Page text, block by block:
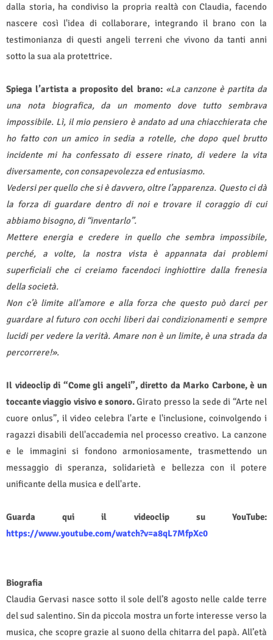
dalla storia, ha condiviso la propria realtà con Claudia, facendo
nascere così l'idea di collaborare, integrando il brano con la
testimonianza di questi angeli terreni che vivono da tanti anni
sotto la sua ala protettrice.
Spiega l’artista a proposito del brano:«La canzone è partita da
una nota biografica, da un momento dove tutto sembrava
impossibile. Lì, il mio pensiero è andato ad una chiacchierata che
ho fatto con un amico in sedia a rotelle, che dopo quel brutto
incidente mi ha confessato di essere rinato, di vedere la vita
diversamente, con consapevolezza ed entusiasmo.
Vedersi per quello che si è davvero, oltre l’apparenza. Questo ci dà
la forza di guardare dentro di noi e trovare il coraggio di cui
abbiamo bisogno, di “inventarlo”.
Mettere energia e credere in quello che sembra impossibile,
perché, a volte, la nostra vista è appannata dai problemi
superficiali che ci creiamo facendoci inghiottire dalla frenesia
della società.
Non c’è limite all’amore e alla forza che questo può darci per
guardare al futuro con occhi liberi dai condizionamenti e sempre
lucidi per vedere la verità. Amare non è un limite, è una strada da
percorrere!».
Il videoclip di “Come gli angeli”, diretto da Marko Carbone, è un
toccante viaggio visivo e sonoro.Girato presso la sede di “Arte nel
cuore onlus”, il video celebra l'arte e l'inclusione, coinvolgendo i
ragazzi disabili dell'accademia nel processo creativo. La canzone
e le immagini si fondono armoniosamente, trasmettendo un
messaggio di speranza, solidarietà e bellezza con il potere
unificante della musica e dell'arte.
Guarda qui il videoclip su YouTube:
https://www.youtube.com/watch?v=a8qL7MfpXc0
Biografia
Claudia Gervasi nasce sotto il sole dell’8 agosto nelle calde terre
del sud salentino. Sin da piccola mostra un forte interesse verso la
musica, che scopre grazie al suono della chitarra del papà. All’età